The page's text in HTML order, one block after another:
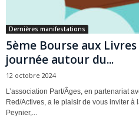
Dernières manifestations
5ème Bourse aux
journée autour du...
12 octobre 2024
L’association Part/Âges, en partenariat
Red/Actives, a le plaisir de vous inviter à
Peynier,...